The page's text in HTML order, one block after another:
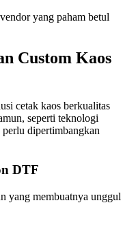
yang paham betul
Custom Kaos
cetak kaos berkualitas
seperti teknologi
dipertimbangkan
DTF
yang membuatnya unggul